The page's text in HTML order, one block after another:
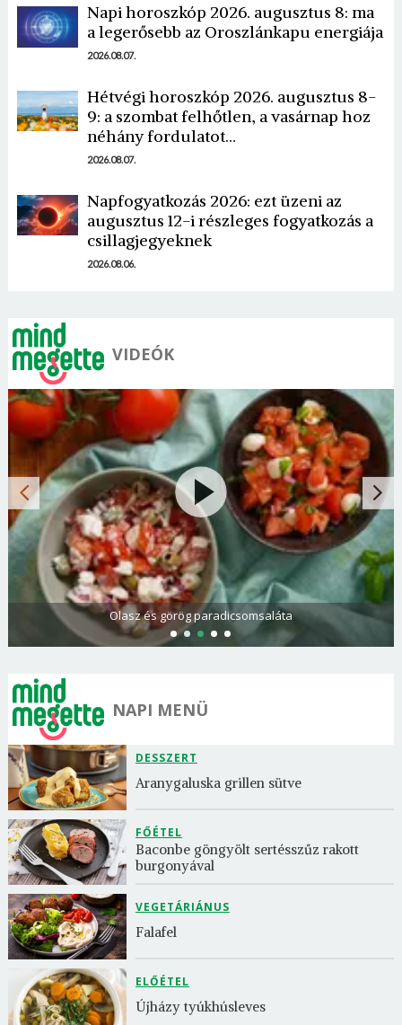
Napi horoszkóp 2026. augusztus 8: ma
a legerősebb az Oroszlánkapu energiája
2026.08.07.
Hétvégi horoszkóp 2026. augusztus 8-
9: a szombat felhőtlen, a vasárnap hoz
néhány fordulatot…
2026.08.07.
Napfogyatkozás 2026: ezt üzeni az
augusztus 12-i részleges fogyatkozás a
csillagjegyeknek
2026.08.06.
VIDEÓK
Olasz és görög paradicsomsaláta
NAPI MENÜ
DESSZERT
Aranygaluska grillen sütve
FŐÉTEL
Baconbe göngyölt sertésszűz rakott
burgonyával
VEGETÁRIÁNUS
Falafel
ELŐÉTEL
Újházy tyúkhúsleves